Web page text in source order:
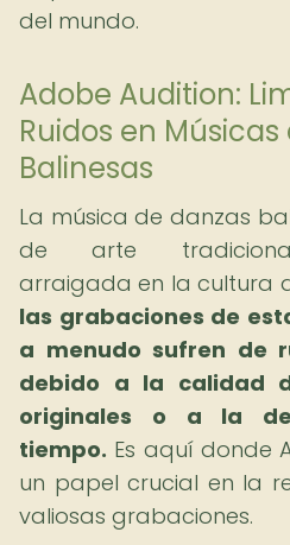
del mundo.
Adobe Audition:
Ruidos en Músicas
Balinesas
La música de danzas
de arte
arraigada en la cultura
las grabaciones de
a menudo sufren de
debido a la calidad
originales o a la
tiempo. Es aquí donde
un papel crucial en la
valiosas grabaciones.